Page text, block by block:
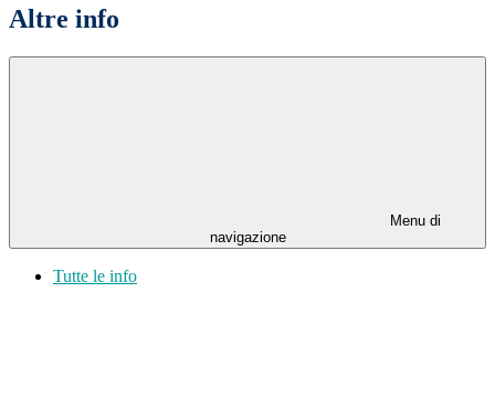
Altre info
Menu di
navigazione
Tutte le info